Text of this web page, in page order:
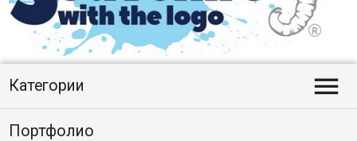
Категории 
Портфолио